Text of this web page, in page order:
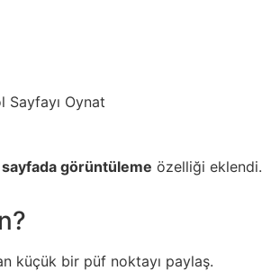
Sayfayı Oynat
görüntüleme özelliği eklendi.
küçük bir püf noktayı paylaş.